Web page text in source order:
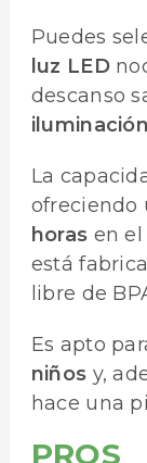
Puedes
luz LED
descanso
La
ofreciendo
horas en el
está
libre de
Es apto
niños y,
hace una
PROS